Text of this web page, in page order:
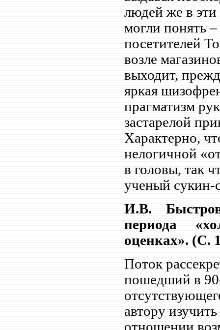
людей же в
могли понять
посетителей
возле
выходит,
яркая
прагматизм
застарелой
Характерно,
нелогичной
в головы, так
ученый сукин-
И.В.
периода
оценках». (С.
Поток
пошедший в
автору
отношении